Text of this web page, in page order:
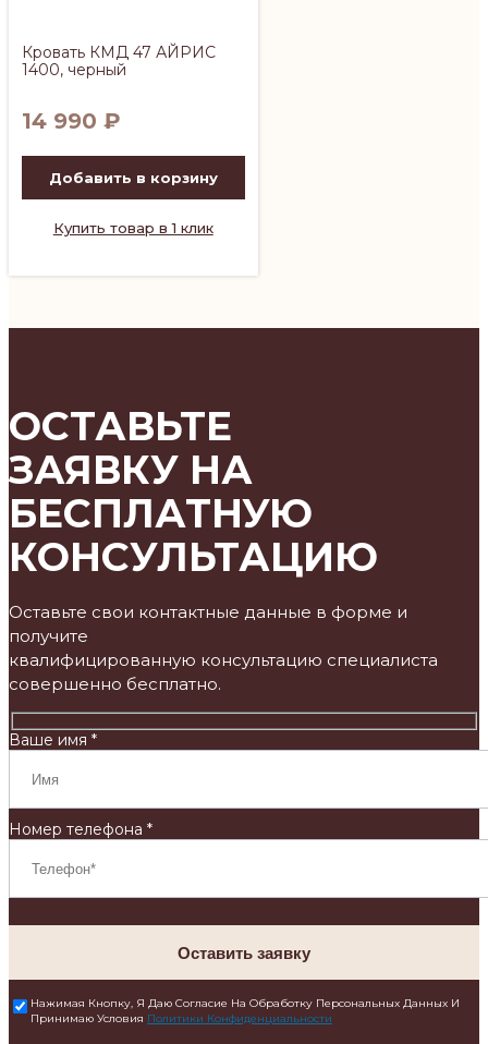
Кровать КМД 47 АЙРИС
1400, черный
14 990 ₽
Добавить в корзину
Купить товар в 1 клик
ОСТАВЬТЕ
ЗАЯВКУ НА
БЕСПЛАТНУЮ
КОНСУЛЬТАЦИЮ
Оставьте свои контактные данные в форме и
получите
квалифицированную консультацию специалиста
совершенно бесплатно.
Ваше имя *
Номер телефона *
Оставить заявку
Нажимая Кнопку, Я Даю Согласие На Обработку Персональных Данных И
Принимаю Условия Политики Конфиденциальности